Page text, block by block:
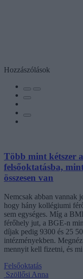
Hozzászólások
Több mint kétszer
felsőoktatásba,
összesen van
Nemcsak abban vannak
hogy hány kollégiumi
sem egységes. Míg a
férőhely jut, a BGE-n
díjak pedig 9300 és 25
intézményekben.
mennyit kell fizetni, és
Felsőoktatás
Szöllősi Anna